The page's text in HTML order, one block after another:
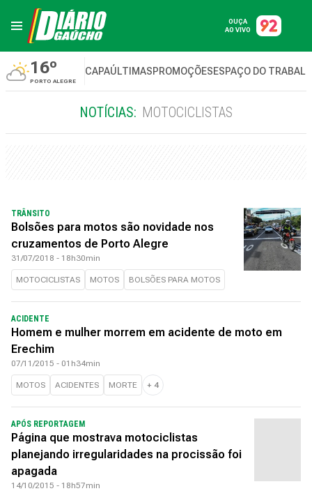
OUÇA
AO VIVO
16º
PORTO ALEGRE
CAPAÚLTIMASPROMOÇÕESESPAÇO DO
NOTÍCIAS: MOTOCICLISTAS
TRÂNSITO
Bolsões para motos são novidade nos
cruzamentos de Porto Alegre
31/07/2018 - 18h30min
MOTOCICLISTAS MOTOS BOLSÕES PARA MOTOS
ACIDENTE
Homem e mulher morrem em acidente de moto em
Erechim
07/11/2015 - 01h34min
MOTOS ACIDENTES MORTE + 4
APÓS REPORTAGEM
Página que mostrava motociclistas
planejando irregularidades na procissão foi
apagada
14/10/2015 - 18h57min